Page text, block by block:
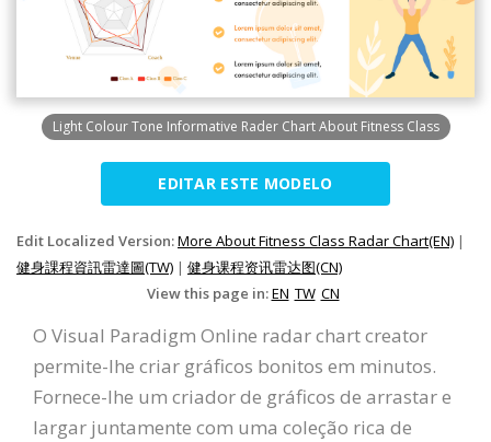
Light Colour Tone Informative Rader Chart About Fitness Class
EDITAR ESTE MODELO
Edit Localized Version:More About Fitness Class Radar Chart(EN) |
健身課程資訊雷達圖(TW) | 健身课程资讯雷达图(CN)
View this page in:EN TW CN
O Visual Paradigm Online radar chart creator
permite-lhe criar gráficos bonitos em minutos.
Fornece-lhe um criador de gráficos de arrastar e
largar juntamente com uma coleção rica de